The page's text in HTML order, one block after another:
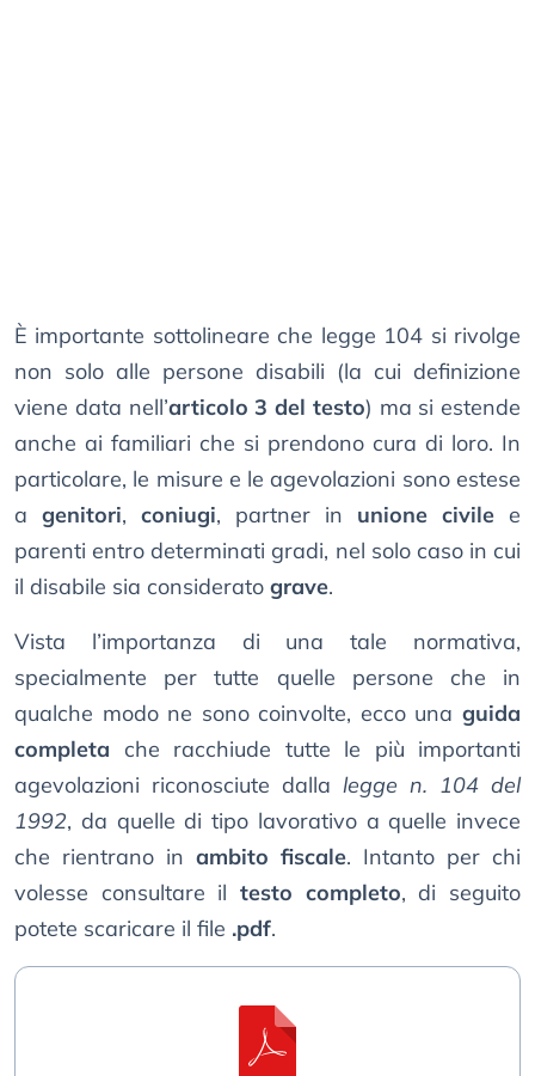
È importante sottolineare che legge 104 si rivolge
non solo alle persone disabili (la cui definizione
viene data nell’articolo 3 del testo) ma si estende
anche ai familiari che si prendono cura di loro. In
particolare, le misure e le agevolazioni sono estese
a genitori, coniugi, partner in unione civile e
parenti entro determinati gradi, nel solo caso in cui
il disabile sia considerato grave.
Vista l’importanza di una tale normativa,
specialmente per tutte quelle persone che in
qualche modo ne sono coinvolte, ecco una guida
completa che racchiude tutte le più importanti
agevolazioni riconosciute dalla legge n. 104 del
1992, da quelle di tipo lavorativo a quelle invece
che rientrano in ambito fiscale. Intanto per chi
volesse consultare il testo completo, di seguito
potete scaricare il file .pdf.